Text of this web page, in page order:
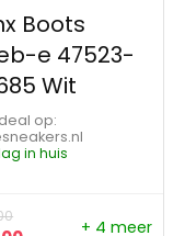
Boots
e 47523-
Wit
op:
in huis
+ 4 meer